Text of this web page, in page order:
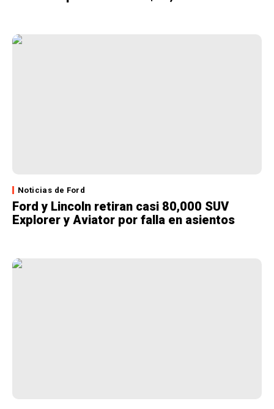
Noticias de Ford
Ford y Lincoln retiran casi 80,000 SUV
Explorer y Aviator por falla en asientos